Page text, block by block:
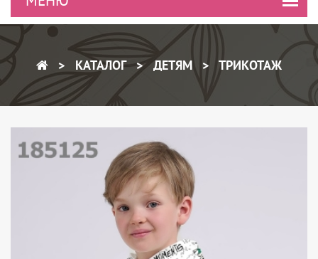
КАТАЛОГ ДЕТЯМ ТРИКОТАЖ